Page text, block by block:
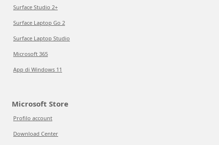
Surface Studio 2+
Surface Laptop Go 2
Surface Laptop Studio
Microsoft 365
App di Windows 11
Microsoft Store
Profilo account
Download Center